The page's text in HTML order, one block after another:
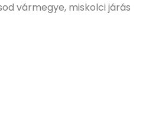
vármegye, miskolci járás